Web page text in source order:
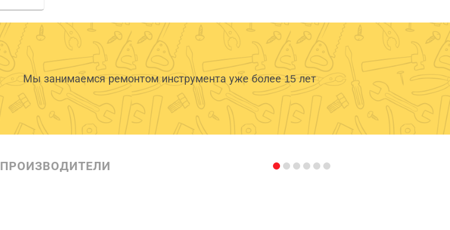
Мы занимаемся ремонтом инструмента уже более 15 лет
ПРОИЗВОДИТЕЛИ